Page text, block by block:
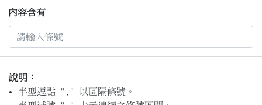
內容含有
說明：
半型逗點 "," 以區隔條號。